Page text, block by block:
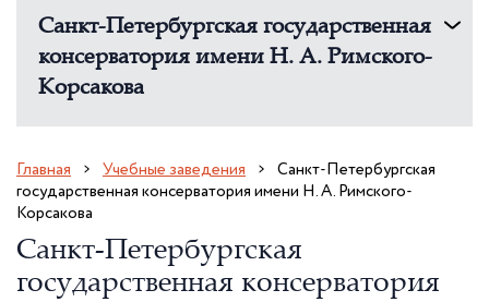
Санкт-Петербургская государственная
консерватория имени Н. А. Римского-
Корсакова
Главная Учебные заведения
Санкт-Петербургская
государственная консерватория имени Н. А. Римского-
Корсакова
Санкт-Петербургская
государственная консерватория